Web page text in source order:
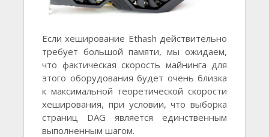
Если хеширование Ethash действительно
требует большой памяти, мы ожидаем,
что фактическая скорость майнинга для
этого оборудования будет очень близка
к максимальной теоретической скорости
хеширования, при условии, что выборка
страниц DAG является единственным
выполненным шагом.